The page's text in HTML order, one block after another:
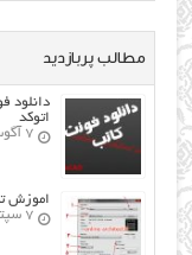
مطالب پربازدید
دانلود
اتوکد
7 آگوست 2017
اموزش
7 سپتامبر 2016